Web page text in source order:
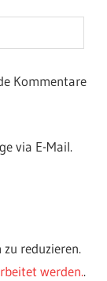
Kommentare
via E-Mail.
reduzieren.
werden..